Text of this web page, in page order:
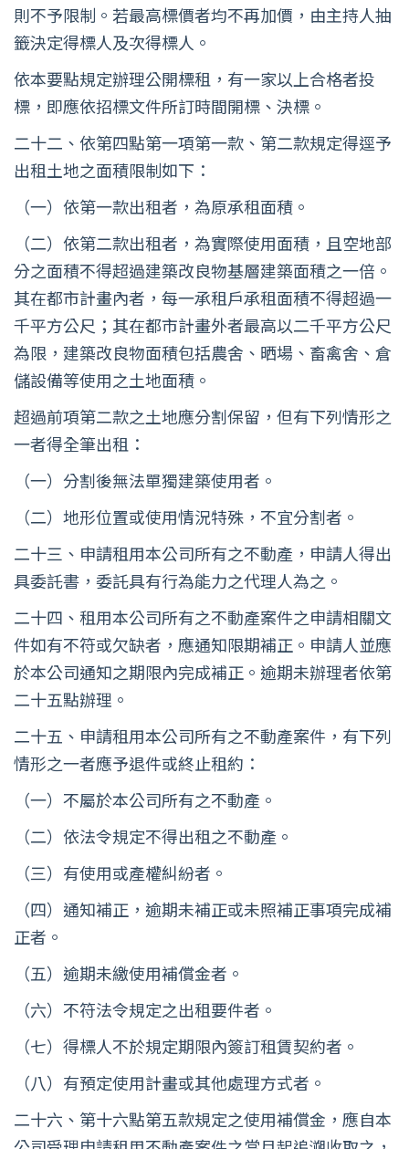
則不予限制。若最高標價者均不再加價，由主持人抽
籤決定得標人及次得標人。
依本要點規定辦理公開標租，有一家以上合格者投
標，即應依招標文件所訂時間開標、決標。
二十二、依第四點第一項第一款、第二款規定得逕予
出租土地之面積限制如下：
（一）依第一款出租者，為原承租面積。
（二）依第二款出租者，為實際使用面積，且空地部
分之面積不得超過建築改良物基層建築面積之一倍。
其在都市計畫內者，每一承租戶承租面積不得超過一
千平方公尺；其在都市計畫外者最高以二千平方公尺
為限，建築改良物面積包括農舍、晒場、畜禽舍、倉
儲設備等使用之土地面積。
超過前項第二款之土地應分割保留，但有下列情形之
一者得全筆出租：
（一）分割後無法單獨建築使用者。
（二）地形位置或使用情況特殊，不宜分割者。
二十三、申請租用本公司所有之不動產，申請人得出
具委託書，委託具有行為能力之代理人為之。
二十四、租用本公司所有之不動產案件之申請相關文
件如有不符或欠缺者，應通知限期補正。申請人並應
於本公司通知之期限內完成補正。逾期未辦理者依第
二十五點辦理。
二十五、申請租用本公司所有之不動產案件，有下列
情形之一者應予退件或終止租約：
（一）不屬於本公司所有之不動產。
（二）依法令規定不得出租之不動產。
（三）有使用或產權糾紛者。
（四）通知補正，逾期未補正或未照補正事項完成補
正者。
（五）逾期未繳使用補償金者。
（六）不符法令規定之出租要件者。
（七）得標人不於規定期限內簽訂租賃契約者。
（八）有預定使用計畫或其他處理方式者。
二十六、第十六點第五款規定之使用補償金，應自本